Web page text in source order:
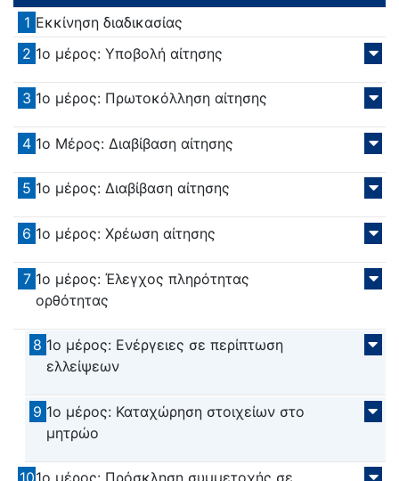
1 Εκκίνηση διαδικασίας
2 1ο μέρος: Υποβολή αίτησης
3 1ο μέρος: Πρωτοκόλληση αίτησης
4 1ο Μέρος: Διαβίβαση αίτησης
5 1ο μέρος: Διαβίβαση αίτησης
6 1ο μέρος: Χρέωση αίτησης
7 1ο μέρος: Έλεγχος πληρότητας
ορθότητας
8 1ο μέρος: Ενέργειες σε περίπτωση
ελλείψεων
9 1ο μέρος: Καταχώρηση στοιχείων στο
μητρώο